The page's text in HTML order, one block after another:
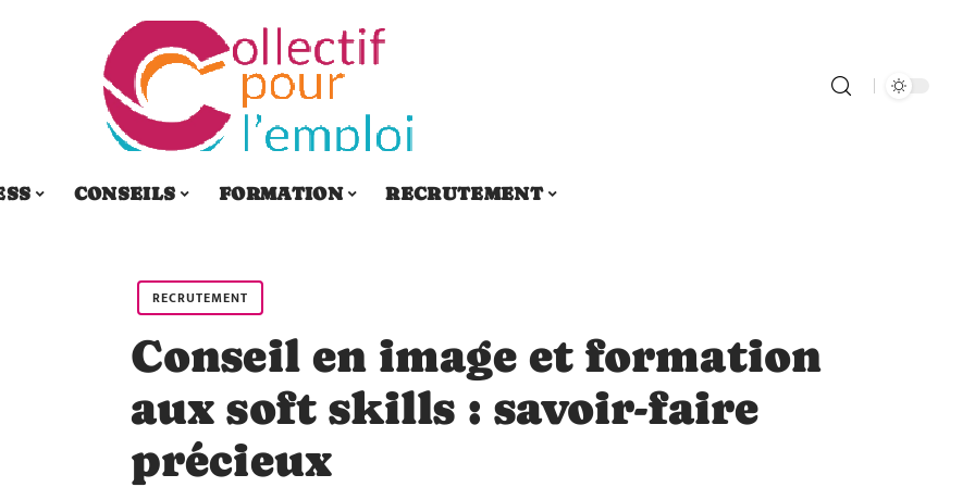
CONSEILS FORMATION RECRUTEMENT
RECRUTEMENT
Conseil en image et formation
aux soft skills : savoir-faire
précieux